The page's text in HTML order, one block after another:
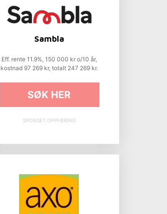
Sambla
Eff. rente 11.9%, 150 000 kr o/10 år,
kostnad 97 269 kr, totalt 247 269 kr.
SØK HER
SPONSET OPPFØRING